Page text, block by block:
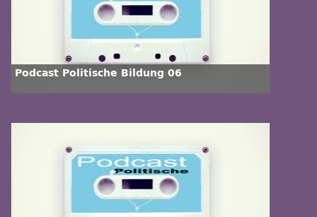
Podcast Politische Bildung 06